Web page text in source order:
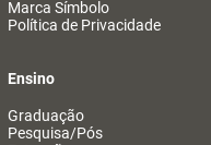
Marca Símbolo
Política de Privacidade
Ensino
Graduação
Pesquisa/Pós